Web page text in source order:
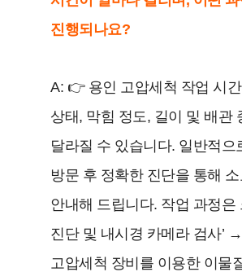
진행되나요?
A: 👉 용인 고압세척 작업 시
상태, 막힘 정도, 길이 및 배관
달라질 수 있습니다. 일반적으
방문 후 정확한 진단을 통해
안내해 드립니다. 작업 과정은
진단 및 내시경 카메라 검사’ →
고압세척 장비를 이용한 이물